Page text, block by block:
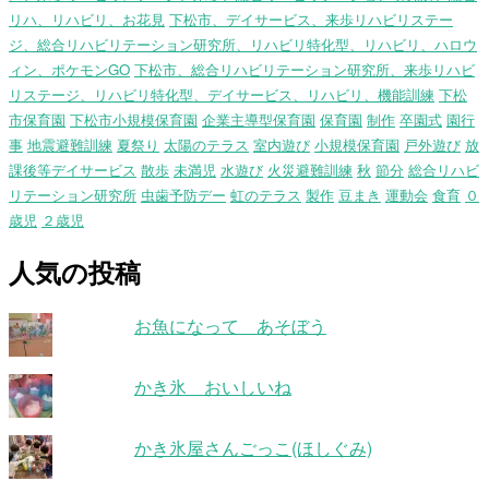
リハ、リハビリ、お花見 下松市、デイサービス、来歩リハビリステー
ジ、総合リハビリテーション研究所、リハビリ特化型、リハビリ、ハロウ
ィン、ポケモンGO 下松市、総合リハビリテーション研究所、来歩リハビ
リステージ、リハビリ特化型、デイサービス、リハビリ、機能訓練 下松
市保育園 下松市小規模保育園 企業主導型保育園 保育園 制作 卒園式 園行
事 地震避難訓練 夏祭り 太陽のテラス 室内遊び 小規模保育園 戸外遊び 放
課後等デイサービス 散歩 未満児 水遊び 火災避難訓練 秋 節分 総合リハビ
リテーション研究所 虫歯予防デー 虹のテラス 製作 豆まき 運動会 食育 ０
歳児 ２歳児
人気の投稿
お魚になって あそぼう
かき氷 おいしいね
かき氷屋さんごっこ(ほしぐみ)